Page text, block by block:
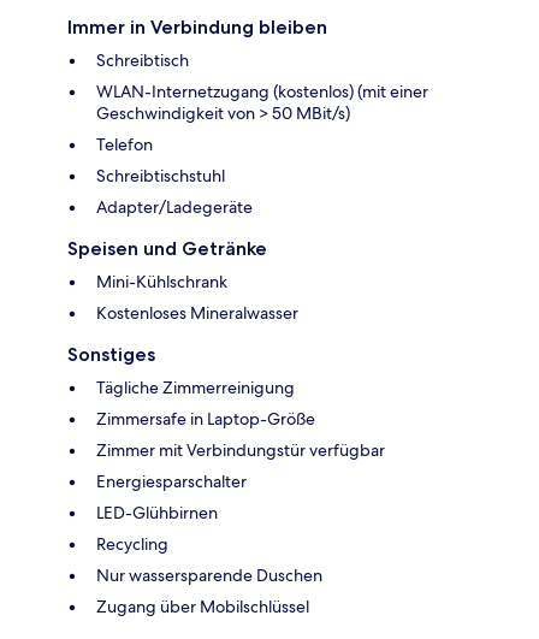
Immer in Verbindung bleiben
Schreibtisch
WLAN-Internetzugang (kostenlos) (mit einer
Geschwindigkeit von > 50 MBit/s)
Telefon
Schreibtischstuhl
Adapter/Ladegeräte
Speisen und Getränke
Mini-Kühlschrank
Kostenloses Mineralwasser
Sonstiges
Tägliche Zimmerreinigung
Zimmersafe in Laptop-Größe
Zimmer mit Verbindungstür verfügbar
Energiesparschalter
LED-Glühbirnen
Recycling
Nur wassersparende Duschen
Zugang über Mobilschlüssel